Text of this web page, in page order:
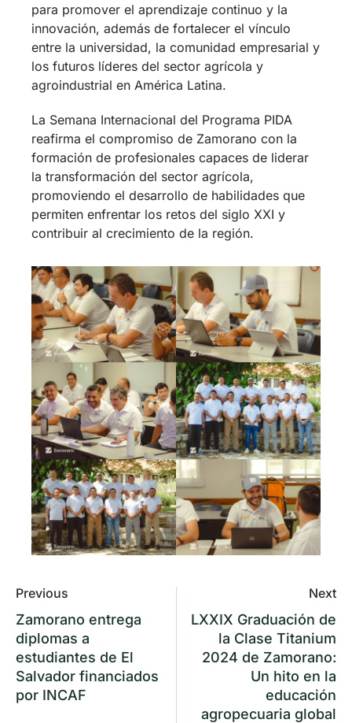
para promover el aprendizaje continuo y la
innovación, además de fortalecer el vínculo
entre la universidad, la comunidad empresarial y
los futuros líderes del sector agrícola y
agroindustrial en América Latina.
La Semana Internacional del Programa PIDA
reafirma el compromiso de Zamorano con la
formación de profesionales capaces de liderar
la transformación del sector agrícola,
promoviendo el desarrollo de habilidades que
permiten enfrentar los retos del siglo XXI y
contribuir al crecimiento de la región.
Previous
Zamorano entrega
diplomas a
estudiantes de El
Salvador financiados
por INCAF
Next
LXXIX Graduación de
la Clase Titanium
2024 de Zamorano:
Un hito en la
educación
agropecuaria global